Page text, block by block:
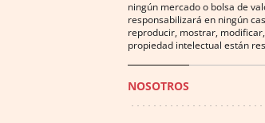
ningún mercado o bolsa de
responsabilizará en ningún
reproducir, mostrar,
propiedad intelectual están
NOSOTROS